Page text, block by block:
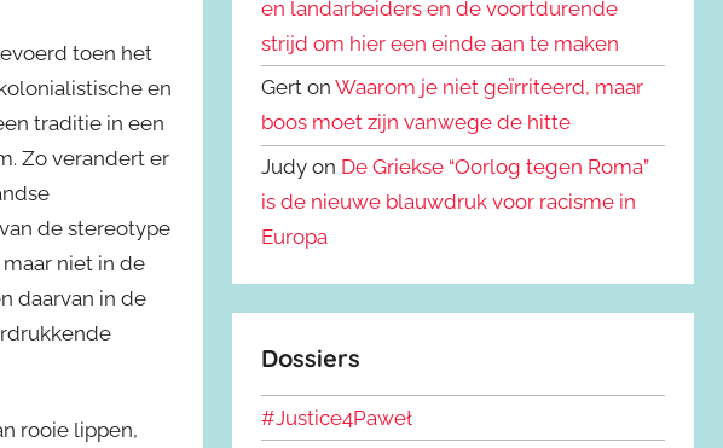
toen het
en
traditie in een
Zo verandert er
de stereotype
niet in de
daarvan in de
rooie lippen,
en landarbeiders en de voortdurende
strijd om hier een einde aan te maken
Gert onWaarom je niet geïrriteerd, maar
boos moet zijn vanwege de hitte
Judy on De Griekse “Oorlog tegen Roma”
is de nieuwe blauwdruk voor racisme in
Europa
Dossiers
#Justice4Paweł